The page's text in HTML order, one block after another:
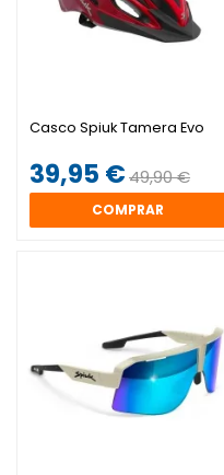
Casco Spiuk Tamera Evo
39,95 €49,90 €
COMPRAR